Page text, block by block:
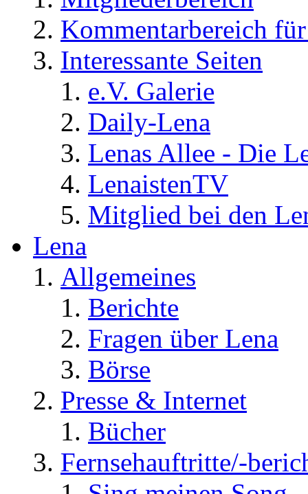
Kommentarbereich
Interessante Seiten
e.V. Galerie
Daily-Lena
Lenas Allee - Die
LenaistenTV
Mitglied bei den
Lena
Allgemeines
Berichte
Fragen über Lena
Börse
Presse & Internet
Bücher
Fernsehauftritte/-